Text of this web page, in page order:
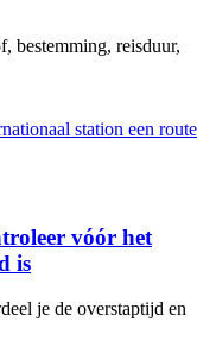
bestemming, reisduur,
vóór het
is
je de overstaptijd en